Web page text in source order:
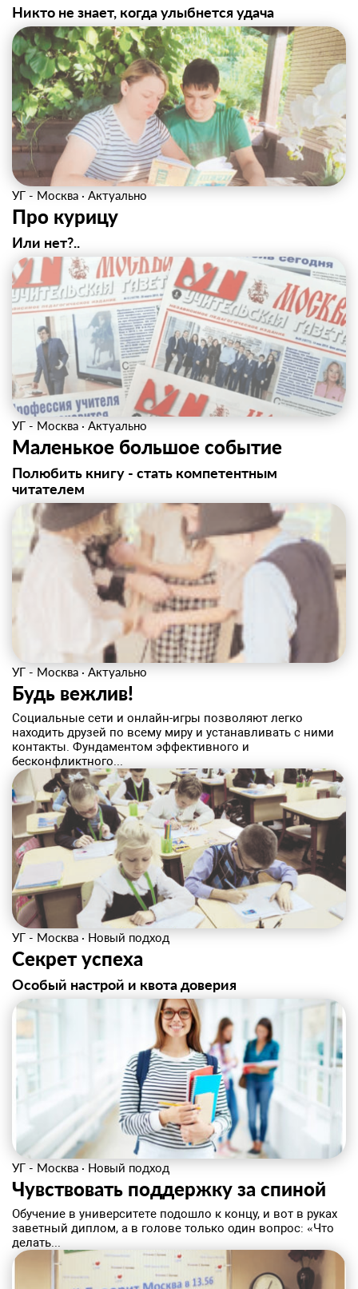
Никто не знает, когда улыбнется удача
УГ - Москва · Актуально
Про курицу
Или нет?..
УГ - Москва · Актуально
Маленькое большое событие
Полюбить книгу - стать компетентным
читателем
УГ - Москва · Актуально
Будь вежлив!
Социальные сети и онлайн-игры позволяют легко
находить друзей по всему миру и устанавливать с ними
контакты. Фундаментом эффективного и
бесконфликтного...
УГ - Москва · Новый подход
Секрет успеха
Особый настрой и квота доверия
УГ - Москва · Новый подход
Чувствовать поддержку за спиной
Обучение в университете подошло к концу, и вот в руках
заветный диплом, а в голове только один вопрос: «Что
делать...